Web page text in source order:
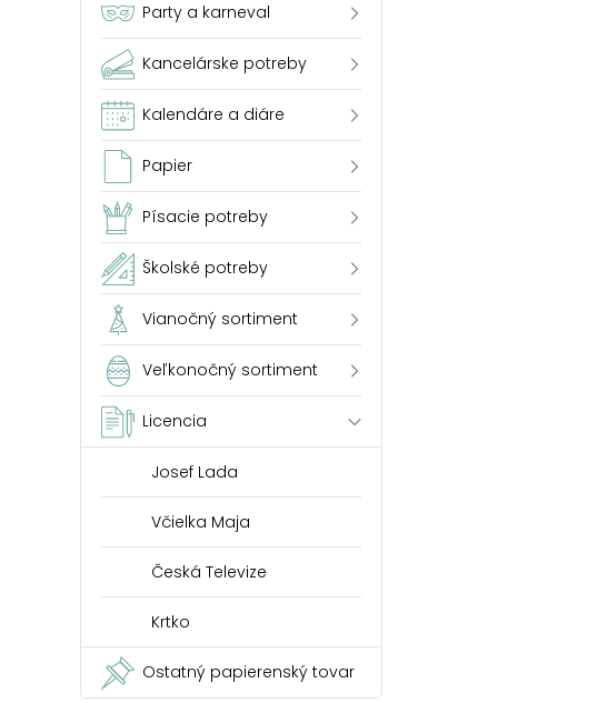
Party a karneval
Kancelárske potreby
Kalendáre a diáre
Papier
Písacie potreby
Školské potreby
Vianočný sortiment
Veľkonočný sortiment
Licencia
Josef Lada
Včielka Maja
Česká Televize
Krtko
Ostatný papierenský tovar